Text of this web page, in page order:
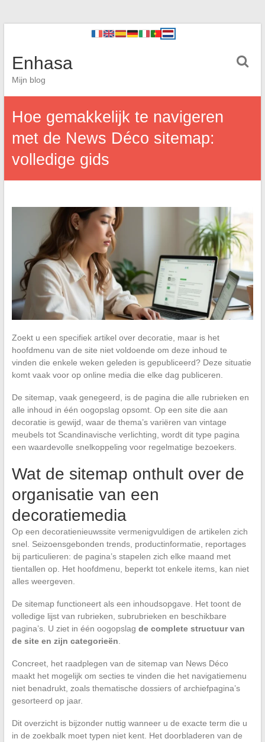
Enhasa
Mijn blog
Hoe gemakkelijk te navigeren
met de News Déco sitemap:
volledige gids
Zoekt u een specifiek artikel over decoratie, maar is het
hoofdmenu van de site niet voldoende om deze inhoud te
vinden die enkele weken geleden is gepubliceerd? Deze situatie
komt vaak voor op online media die elke dag publiceren.
De sitemap, vaak genegeerd, is de pagina die alle rubrieken en
alle inhoud in één oogopslag opsomt. Op een site die aan
decoratie is gewijd, waar de thema’s variëren van vintage
meubels tot Scandinavische verlichting, wordt dit type pagina
een waardevolle snelkoppeling voor regelmatige bezoekers.
Wat de sitemap onthult over de
organisatie van een
decoratiemedia
Op een decoratienieuwssite vermenigvuldigen de artikelen zich
snel. Seizoensgebonden trends, productinformatie, reportages
bij particulieren: de pagina’s stapelen zich elke maand met
tientallen op. Het hoofdmenu, beperkt tot enkele items, kan niet
alles weergeven.
De sitemap functioneert als een inhoudsopgave. Het toont de
volledige lijst van rubrieken, subrubrieken en beschikbare
pagina’s. U ziet in één oogopslag de complete structuur van
de site en zijn categorieën
Concreet, het raadplegen van de sitemap van News Déco
maakt het mogelijk om secties te vinden die het navigatiemenu
niet benadrukt, zoals thematische dossiers of archiefpagina’s
gesorteerd op jaar.
Dit overzicht is bijzonder nuttig wanneer u de exacte term die u
in de zoekbalk moet typen niet kent. Het doorbladeren van de